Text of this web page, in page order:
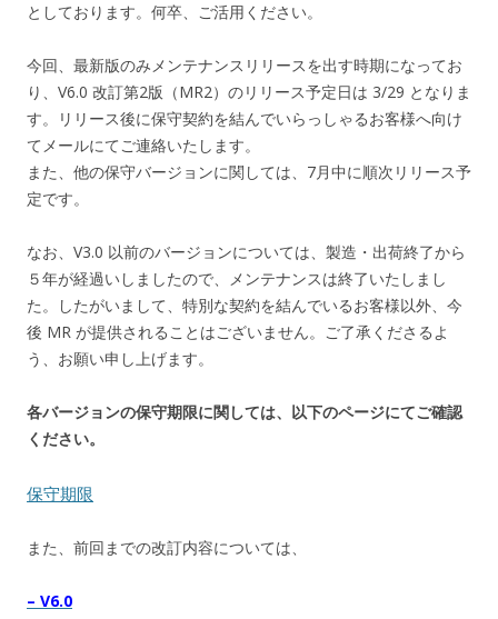
としております。何卒、ご活用ください。
今回、最新版のみメンテナンスリリースを出す時期になってお
り、V6.0 改訂第2版（MR2）のリリース予定日は 3/29 となりま
す。リリース後に保守契約を結んでいらっしゃるお客様へ向け
てメールにてご連絡いたします。
また、他の保守バージョンに関しては、7月中に順次リリース予
定です。
なお、V3.0 以前のバージョンについては、製造・出荷終了から
５年が経過いしましたので、メンテナンスは終了いたしまし
た。したがいまして、特別な契約を結んでいるお客様以外、今
後 MR が提供されることはございません。ご了承くださるよ
う、お願い申し上げます。
各バージョンの保守期限に関しては、以下のページにてご確認
ください。
保守期限
また、前回までの改訂内容については、
– V6.0